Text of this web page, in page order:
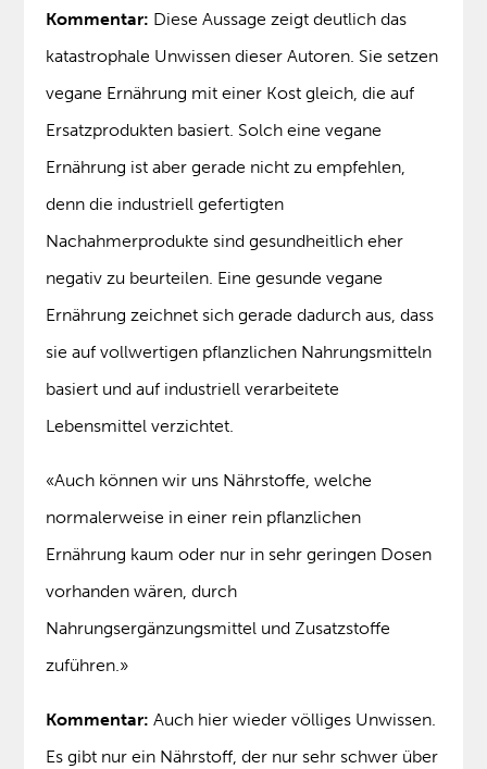
Kommentar: Diese Aussage zeigt deutlich das
katastrophale Unwissen dieser Autoren. Sie setzen
vegane Ernährung mit einer Kost gleich, die auf
Ersatzprodukten basiert. Solch eine vegane
Ernährung ist aber gerade nicht zu empfehlen,
denn die industriell gefertigten
Nachahmerprodukte sind gesundheitlich eher
negativ zu beurteilen. Eine gesunde vegane
Ernährung zeichnet sich gerade dadurch aus, dass
sie auf vollwertigen pflanzlichen Nahrungsmitteln
basiert und auf industriell verarbeitete
Lebensmittel verzichtet.
«Auch können wir uns Nährstoffe, welche
normalerweise in einer rein pflanzlichen
Ernährung kaum oder nur in sehr geringen Dosen
vorhanden wären, durch
Nahrungsergänzungsmittel und Zusatzstoffe
zuführen.»
Kommentar: Auch hier wieder völliges Unwissen.
Es gibt nur ein Nährstoff, der nur sehr schwer über